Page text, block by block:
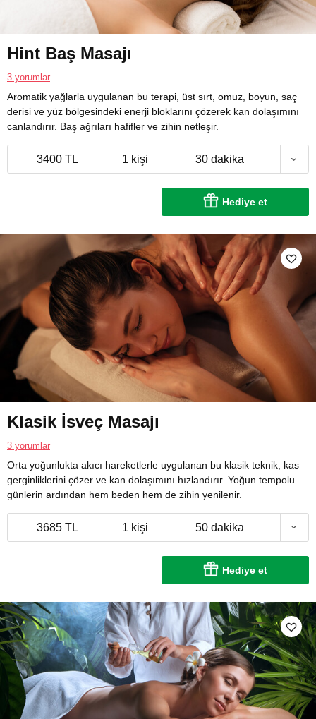
Hint Baş Masajı
3 yorumlar
Aromatik yağlarla uygulanan bu terapi, üst sırt, omuz, boyun, saç
derisi ve yüz bölgesindeki enerji bloklarını çözerek kan dolaşımını
canlandırır. Baş ağrıları hafifler ve zihin netleşir.
3400 TL 1 kişi 30 dakika
Hediye et
Klasik İsveç Masajı
3 yorumlar
Orta yoğunlukta akıcı hareketlerle uygulanan bu klasik teknik, kas
gerginliklerini çözer ve kan dolaşımını hızlandırır. Yoğun tempolu
günlerin ardından hem beden hem de zihin yenilenir.
3685 TL 1 kişi 50 dakika
Hediye et